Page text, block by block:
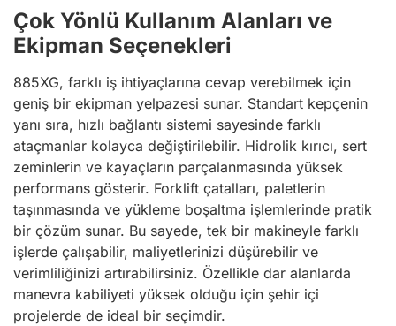
Çok Yönlü Kullanım Alanları ve
Ekipman Seçenekleri
885XG, farklı iş ihtiyaçlarına cevap verebilmek için
geniş bir ekipman yelpazesi sunar. Standart kepçenin
yanı sıra, hızlı bağlantı sistemi sayesinde farklı
ataçmanlar kolayca değiştirilebilir. Hidrolik kırıcı, sert
zeminlerin ve kayaçların parçalanmasında yüksek
performans gösterir. Forklift çatalları, paletlerin
taşınmasında ve yükleme boşaltma işlemlerinde pratik
bir çözüm sunar. Bu sayede, tek bir makineyle farklı
işlerde çalışabilir, maliyetlerinizi düşürebilir ve
verimliliğinizi artırabilirsiniz. Özellikle dar alanlarda
manevra kabiliyeti yüksek olduğu için şehir içi
projelerde de ideal bir seçimdir.